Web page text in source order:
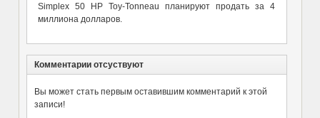
Simplex 50 HP Toy-Tonneau планируют продать за 4
миллиона долларов.
Комментарии отсуствуют
Вы может стать первым оставившим комментарий к этой
записи!